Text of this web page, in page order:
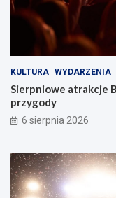
KULTURA WYDARZENIA
Sierpniowe atrakcje
przygody
6 sierpnia 2026